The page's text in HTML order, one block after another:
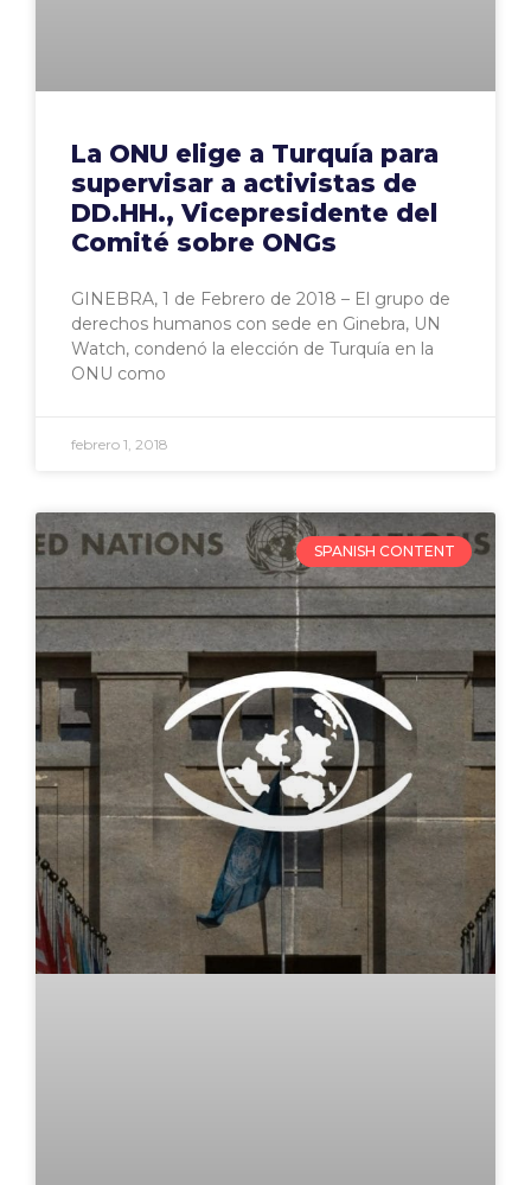
La ONU elige a Turquía para
supervisar a activistas de
DD.HH., Vicepresidente del
Comité sobre ONGs
GINEBRA, 1 de Febrero de 2018 – El grupo de
derechos humanos con sede en Ginebra, UN
Watch, condenó la elección de Turquía en la
ONU como
febrero 1, 2018
SPANISH CONTENT